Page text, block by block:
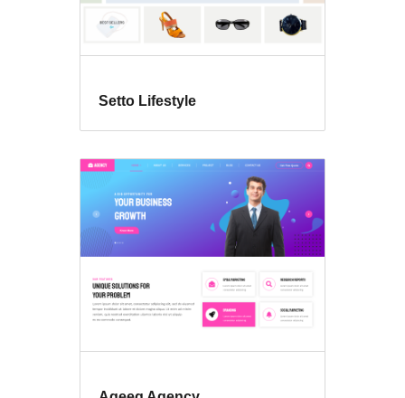
Setto Lifestyle